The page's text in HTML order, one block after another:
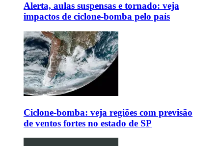
Alerta, aulas suspensas e tornado: veja
impactos de ciclone-bomba pelo país
Ciclone-bomba: veja regiões com previsão
de ventos fortes no estado de SP